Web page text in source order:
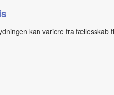
kan variere fra fællesskab